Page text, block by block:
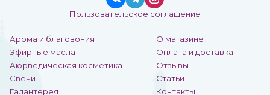
Арома и благовония
Эфирные масла
Аюрведическая косметика
Свечи
Галантерея
О магазине
Оплата и доставка
Отзывы
Статьи
Контакты
Пользовательское соглашение